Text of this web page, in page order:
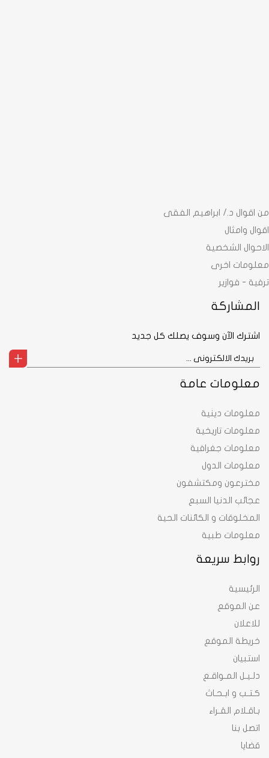
روابط سريعة
الرئيسية
عن الموقع
للاعلان
خريطة الموقع
استبيان
دلـيـل المـواقـع
كـتـب و ابـحـاث
بـاقـلام القـراء
اتصل بنا
قضايا
معلومات عامة
معلومات دينية
معلومات تاريخية
معلومات جغرافية
معلومات الدول
مخترعون ومكتشفون
عجائب الدنيا السبع
المخلوقات و الكائنات الحية
معلومات طبية
من اقوال د./ ابراهيم الفقى
اقوال وامثال
الاحوال الشخصية
معلومات اخرى
ترفية - فوازير
المشاركة
اشترك الآن وسوف يصلك كل جديد